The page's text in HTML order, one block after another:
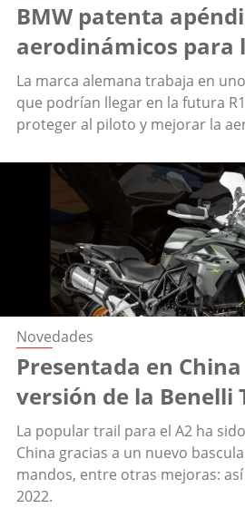
BMW patenta
aerodinámicos para
La marca alemana trabaja en
que podrían llegar en la futura
proteger al piloto y mejorar la
Novedades
Presentada en
versión de la Benelli
La popular trail para el A2 ha
China gracias a un nuevo
mandos, entre otras mejoras: así
2022.